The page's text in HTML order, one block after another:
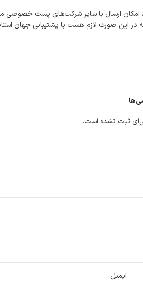
ارسال با سایر شرکت‌های پست خصوصی
در این صورت لازم هست با پشتیبانی جهان
ثبت نشده است.
ایمیل